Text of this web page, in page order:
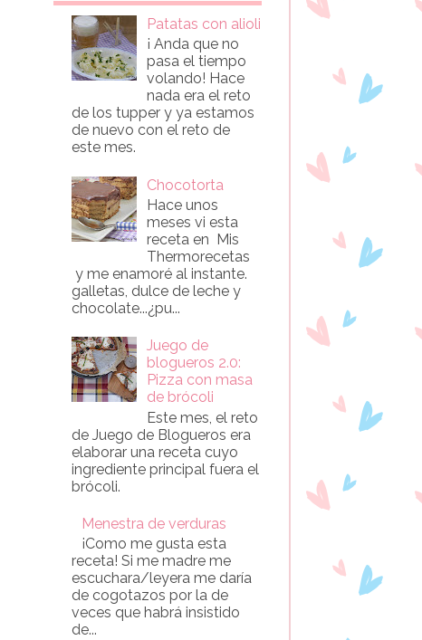
Patatas con alioli
¡ Anda que no
pasa el tiempo
volando! Hace
nada era el reto
de los tupper y ya estamos
de nuevo con el reto de
este mes.
Chocotorta
Hace unos
meses vi esta
receta en Mis
Thermorecetas
y me enamoré al instante.
galletas, dulce de leche y
chocolate...¿pu...
Juego de
blogueros 2.0:
Pizza con masa
de brócoli
Este mes, el reto
de Juego de Blogueros era
elaborar una receta cuyo
ingrediente principal fuera el
brócoli.
Menestra de verduras
¡Como me gusta esta
receta! Si me madre me
escuchara/leyera me daría
de cogotazos por la de
veces que habrá insistido
de...